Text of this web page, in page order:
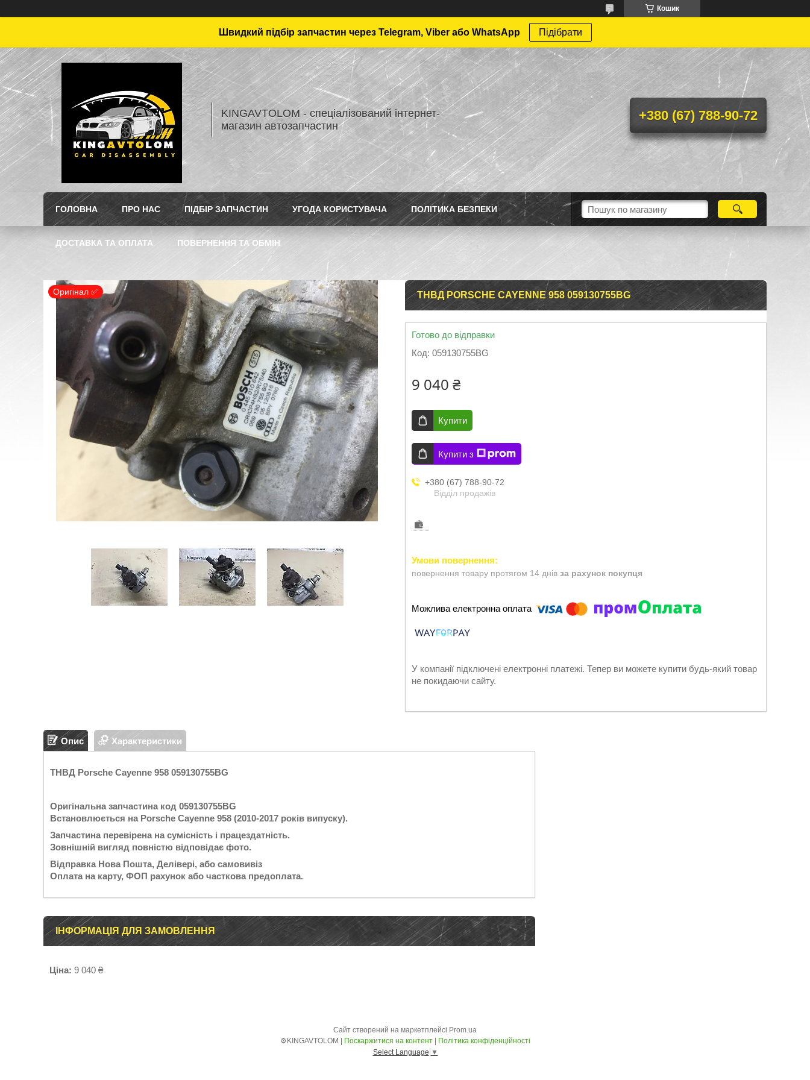
Кошик
Швидкий підбір запчастин через Telegram, Viber або WhatsApp Підібрати
KINGAVTOLOM - спеціалізований інтернет-
магазин автозапчастин
+380 (67) 788-90-72
ГОЛОВНА ПРО НАС ПІДБІР ЗАПЧАСТИН УГОДА КОРИСТУВАЧА ПОЛІТИКА БЕЗПЕКИ
ДОСТАВКА ТА ОПЛАТА ПОВЕРНЕННЯ ТА ОБМІН
Оригінал ✅ ТНВД PORSCHE CAYENNE 958 059130755BG
Готово до відправки
Код: 059130755BG
9 040 ₴
Купити
Купити з
+380 (67) 788-90-72
Відділ продажів
повернення товару протягом 14 днів за рахунок покупця
У компанії підключені електронні платежі. Тепер ви можете купити будь-який товар
не покидаючи сайту.
Опис Характеристики
ТНВД Porsche Cayenne 958 059130755BG
Оригінальна запчастина код 059130755BG
Встановлюється на Porsche Cayenne 958 (2010-2017 років випуску).
Запчастина перевірена на сумісність і працездатність.
Зовнішній вигляд повністю відповідає фото.
Відправка Нова Пошта, Делівері, або самовивіз
Оплата на карту, ФОП рахунок або часткова предоплата.
ІНФОРМАЦІЯ ДЛЯ ЗАМОВЛЕННЯ
Ціна: 9 040 ₴
Сайт створений на маркетплейсі Prom.ua
Поскаржитися на контент
Політика конфіденційності
Select Language ▼